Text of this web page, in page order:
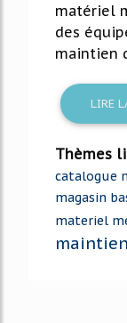
matériel
des
maintien
LIRE
Thèmes
catalogue
magasin
materiel